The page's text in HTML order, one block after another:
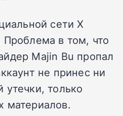
сети X
в том, что
Majin Bu пропал
не принес ни
утечки, только
материалов.